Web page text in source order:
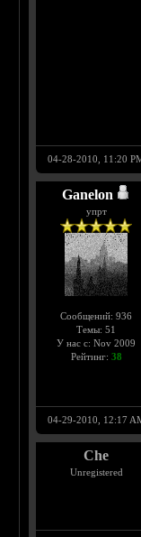
04-28-2010, 11:20
Ganelon
упрт
Сообщений: 936
Темы: 51
У нас с: Nov 2009
Рейтинг: 38
04-29-2010, 12:17
Che
Unregistered